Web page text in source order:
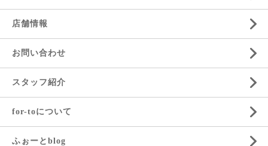
店舗情報
お問い合わせ
スタッフ紹介
for-toについて
ふぉーとblog